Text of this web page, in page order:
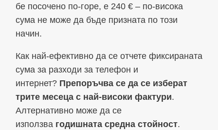
бе посочено по-горе, е 240 € – по-висока
сума не може да бъде призната по този
начин.
Как най-ефективно да се отчете фиксираната
сума за разходи за телефон и
интернет? Препоръчва се да се изберат
трите месеца с най-високи фактури.
Алтернативно може да се
използва годишната средна стойност.